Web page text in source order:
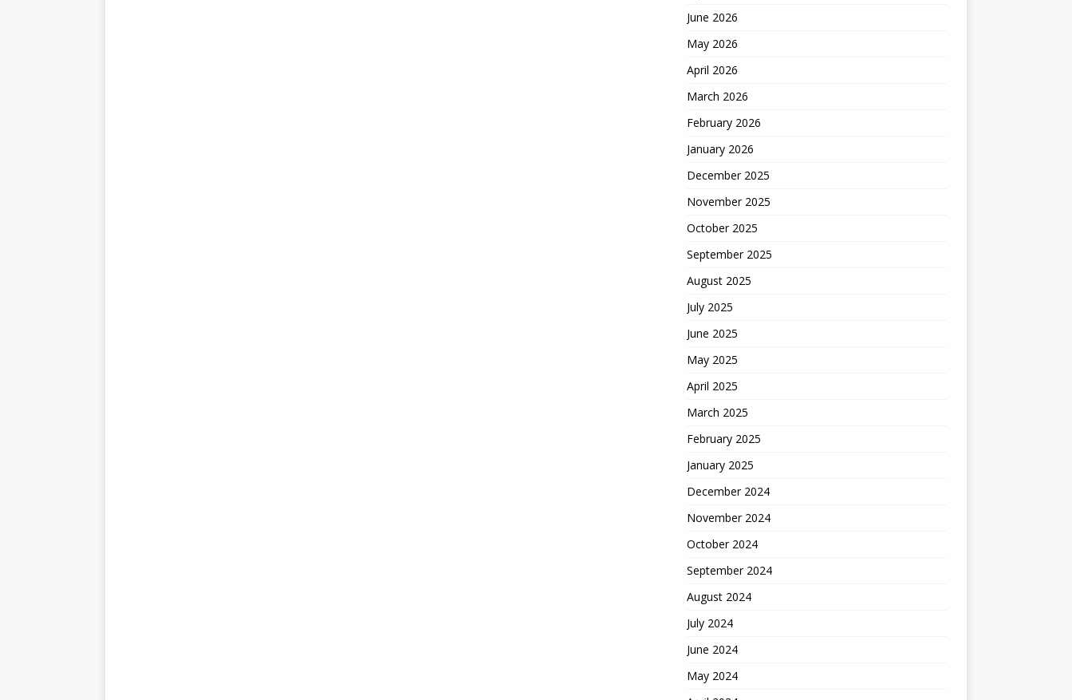
June 2026
May 2026
April 2026
March 2026
February 2026
January 2026
December 2025
November 2025
October 2025
September 2025
August 2025
July 2025
June 2025
May 2025
April 2025
March 2025
February 2025
January 2025
December 2024
November 2024
October 2024
September 2024
August 2024
July 2024
June 2024
May 2024